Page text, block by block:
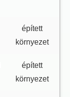
épített
környezet
épített
környezet